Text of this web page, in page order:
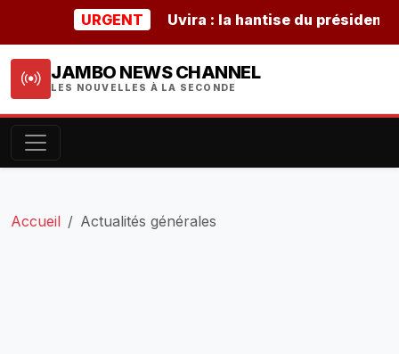
URGENT Uvira : la hantise du président
JAMBO NEWS CHANNEL
LES NOUVELLES À LA SECONDE
Accueil Actualités générales